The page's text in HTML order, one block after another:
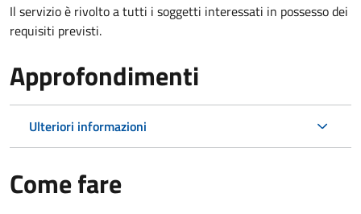
Il servizio è rivolto a tutti i soggetti interessati in possesso dei
requisiti previsti.
Approfondimenti
Ulteriori informazioni
Come fare